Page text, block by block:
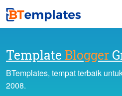
Template Blogger
BTemplates, tempat terbaik
2008.